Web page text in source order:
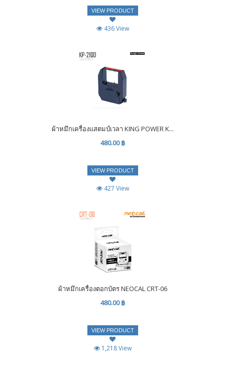
VIEW PRODUCT
436 View
ผ้าหมึกเครื่องแสตมป์เวลา KING POWER K...
480.00 ฿
VIEW PRODUCT
427 View
ผ้าหมึกเครื่องตอกบัตร NEOCAL CRT-06
480.00 ฿
VIEW PRODUCT
1,218 View